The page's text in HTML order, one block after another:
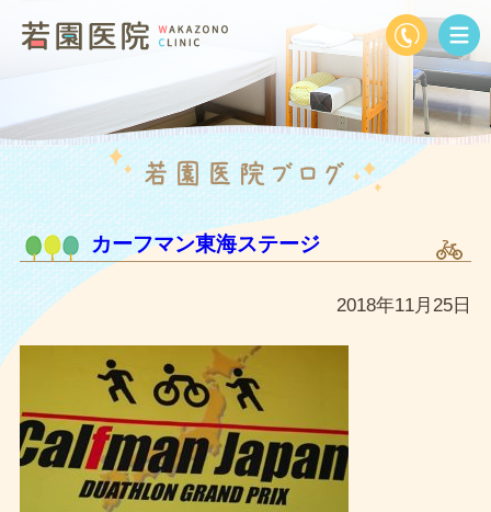
カーフマン東海ステージ
2018年11月25日